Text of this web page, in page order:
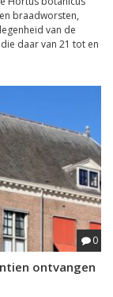
braadworsten,
van de
daar van 21 tot en
0
ontvangen